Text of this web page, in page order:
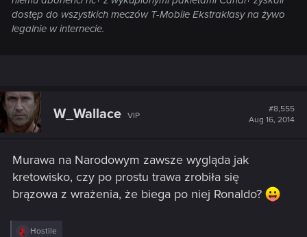
dostęp do wszystkich meczów T-Mobile Ekstraklasy na żywo
legalnie w internecie.
W_Wallace VIP
#8,555
Aug 16, 2014
Murawa na Narodowym zawsze wygląda jak
kretowisko, czy po prostu trawa zrobiła się
brązowa z wrażenia, że biega po niej Ronaldo?
R
Hostile